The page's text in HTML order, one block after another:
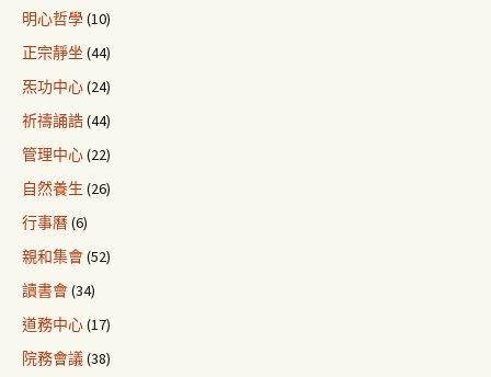
明心哲學(10)
正宗靜坐 (44)
炁功中心(24)
祈禱誦誥(44)
管理中心(22)
自然養生 (26)
行事曆(6)
親和集會(52)
讀書會(34)
道務中心(17)
院務會議(38)